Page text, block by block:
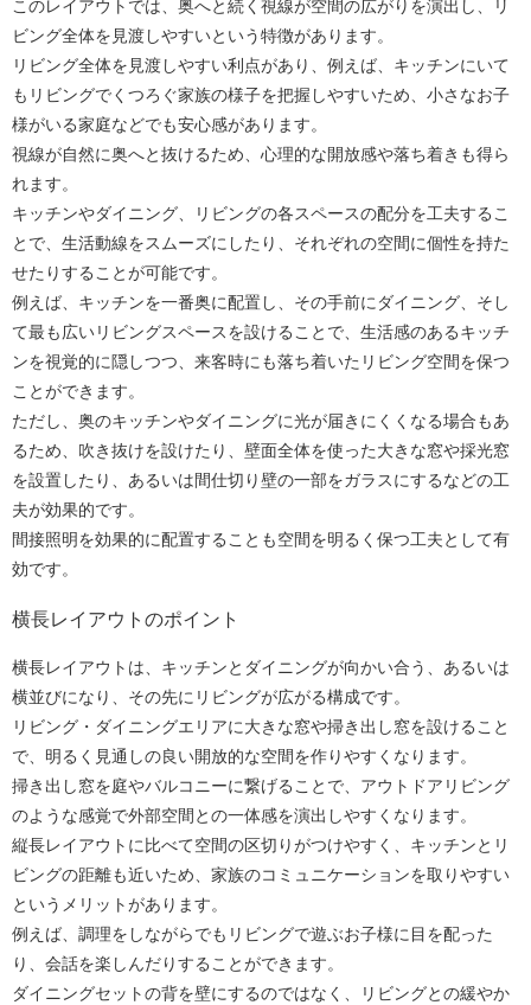
このレイアウトでは、奥へと続く視線が空間の広がりを演出し、リ
ビング全体を見渡しやすいという特徴があります。
リビング全体を見渡しやすい利点があり、例えば、キッチンにいて
もリビングでくつろぐ家族の様子を把握しやすいため、小さなお子
様がいる家庭などでも安心感があります。
視線が自然に奥へと抜けるため、心理的な開放感や落ち着きも得ら
れます。
キッチンやダイニング、リビングの各スペースの配分を工夫するこ
とで、生活動線をスムーズにしたり、それぞれの空間に個性を持た
せたりすることが可能です。
例えば、キッチンを一番奥に配置し、その手前にダイニング、そし
て最も広いリビングスペースを設けることで、生活感のあるキッチ
ンを視覚的に隠しつつ、来客時にも落ち着いたリビング空間を保つ
ことができます。
ただし、奥のキッチンやダイニングに光が届きにくくなる場合もあ
るため、吹き抜けを設けたり、壁面全体を使った大きな窓や採光窓
を設置したり、あるいは間仕切り壁の一部をガラスにするなどの工
夫が効果的です。
間接照明を効果的に配置することも空間を明るく保つ工夫として有
効です。
横長レイアウトのポイント
横長レイアウトは、キッチンとダイニングが向かい合う、あるいは
横並びになり、その先にリビングが広がる構成です。
リビング・ダイニングエリアに大きな窓や掃き出し窓を設けること
で、明るく見通しの良い開放的な空間を作りやすくなります。
掃き出し窓を庭やバルコニーに繋げることで、アウトドアリビング
のような感覚で外部空間との一体感を演出しやすくなります。
縦長レイアウトに比べて空間の区切りがつけやすく、キッチンとリ
ビングの距離も近いため、家族のコミュニケーションを取りやすい
というメリットがあります。
例えば、調理をしながらでもリビングで遊ぶお子様に目を配った
り、会話を楽しんだりすることができます。
ダイニングセットの背を壁にするのではなく、リビングとの緩やか